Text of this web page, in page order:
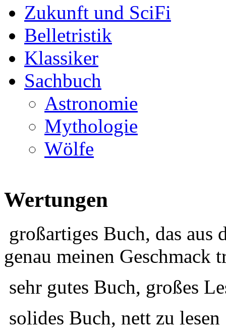
Zukunft und SciFi
Belletristik
Klassiker
Sachbuch
Astronomie
Mythologie
Wölfe
Wertungen
großartiges Buch, das aus
genau meinen Geschmack
sehr gutes Buch, großes
solides Buch, nett zu lesen